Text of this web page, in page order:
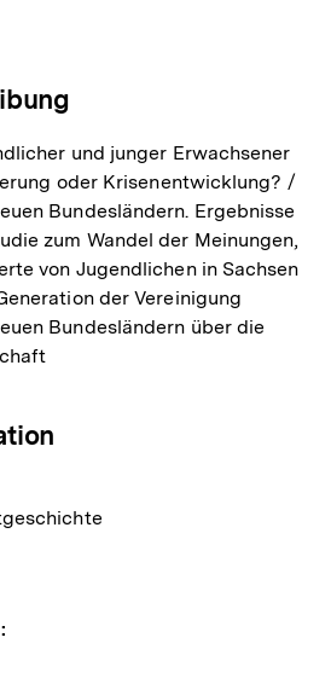
und junger Erwachsener
oder Krisenentwicklung? /
Bundesländern. Ergebnisse
zum Wandel der Meinungen,
von Jugendlichen in Sachsen
der Vereinigung
Bundesländern über die